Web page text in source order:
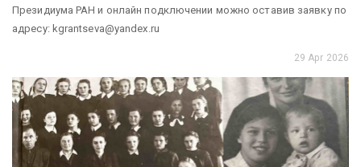
Президиума РАН и онлайн подключении можно оставив заявку по
адресу: kgrantseva@yandex.ru
29 Apr 2026